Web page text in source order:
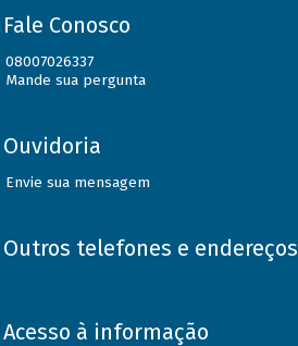
Fale Conosco
08007026337
Mande sua pergunta
Ouvidoria
Envie sua mensagem
Outros telefones e endereços
Acesso à informação